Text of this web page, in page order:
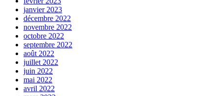
janvier 2023
décembre 2022
novembre 2022
octobre 2022
septembre 2022
août 2022
juillet 2022
juin 2022
mai 2022
avril 2022